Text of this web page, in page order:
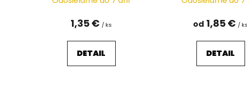
1,35 € / ks
DETAIL
od 1,85 € /
DETAIL